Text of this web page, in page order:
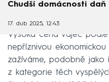
Chudší domácnosti
17. dub 2025, 12:43
Vysoká cena vajec
nepříznivou ekonomickou
zažíváme, podobně jako
z kategorie těch